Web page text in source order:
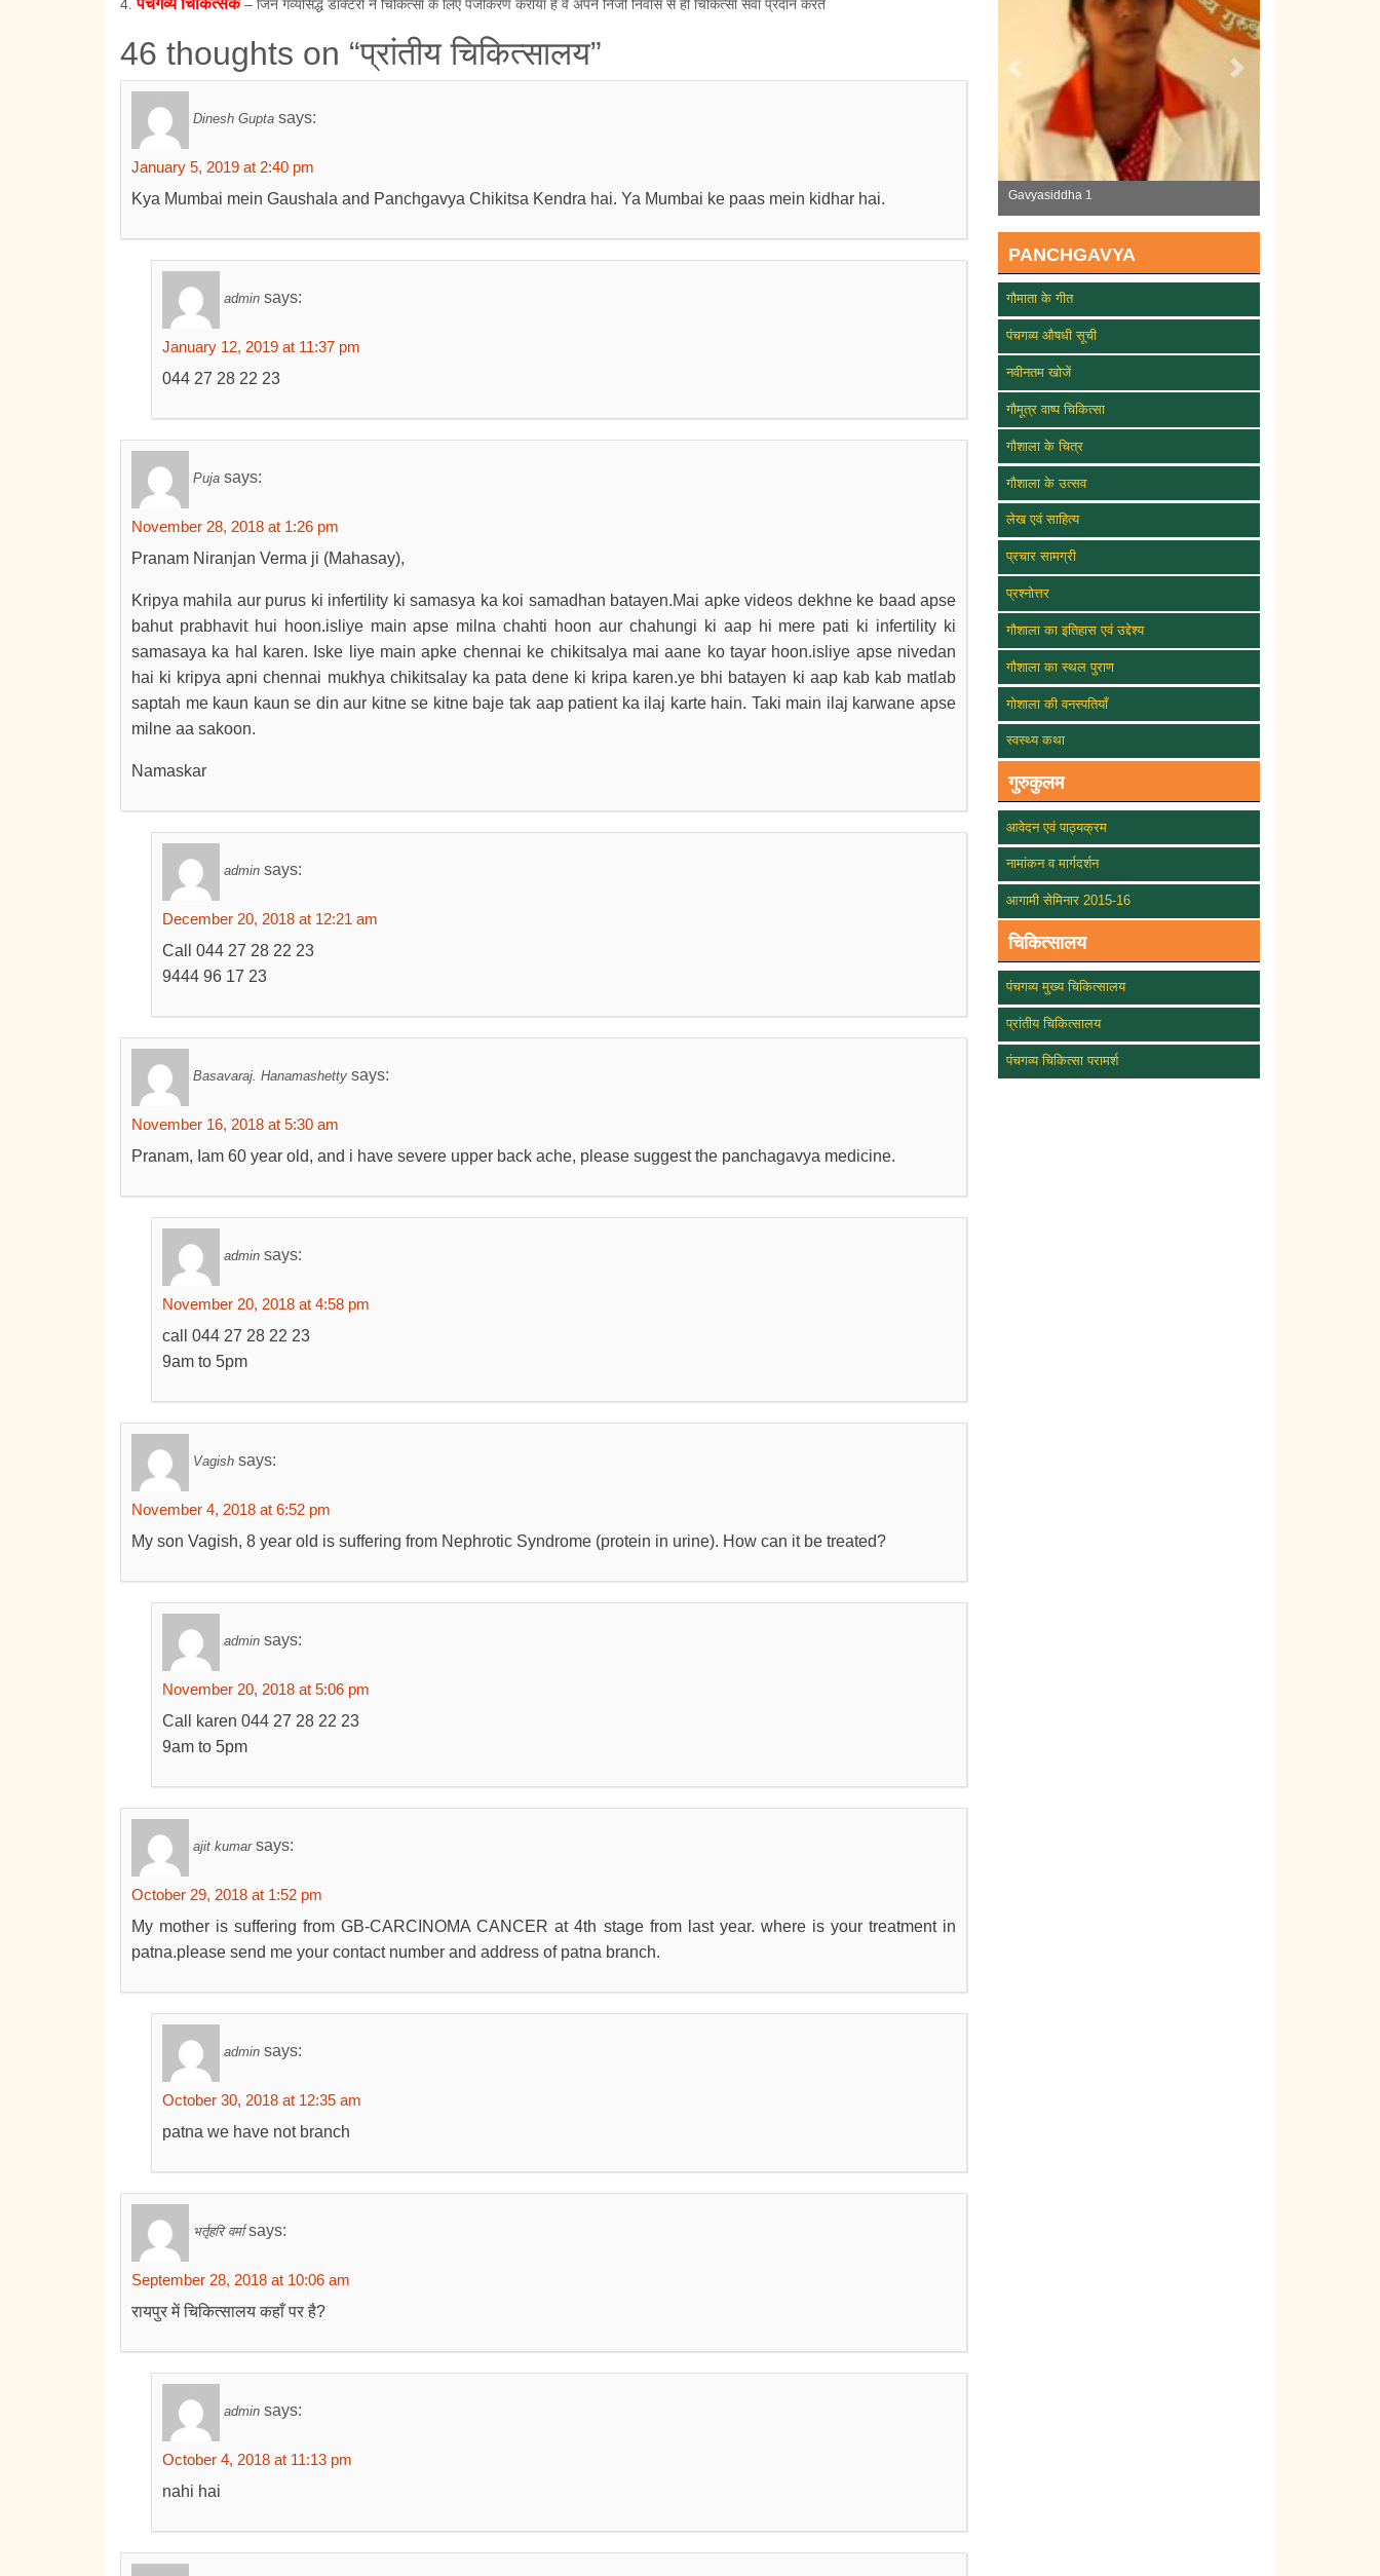
पंचगव्य चिकित्सक– जिन गव्यसिद्ध डॉक्टरों ने चिकित्सा के लिए पंजीकरण कराया है वे अपने निजी निवास से ही चिकित्सा सेवा प्रदान करते
46 thoughts on “प्रांतीय चिकित्सालय”
Dinesh Gupta says:
January 5, 2019 at 2:40 pm
Kya Mumbai mein Gaushala and Panchgavya Chikitsa Kendra hai. Ya Mumbai ke paas mein kidhar hai.
admin says:
January 12, 2019 at 11:37 pm
044 27 28 22 23
Puja says:
November 28, 2018 at 1:26 pm
Pranam Niranjan Verma ji (Mahasay),
Kripya mahila aur purus ki infertility ki samasya ka koi samadhan batayen.Mai apke videos dekhne ke baad apse
bahut prabhavit hui hoon.isliye main apse milna chahti hoon aur chahungi ki aap hi mere pati ki infertility ki
samasaya ka hal karen. Iske liye main apke chennai ke chikitsalya mai aane ko tayar hoon.isliye apse nivedan
hai ki kripya apni chennai mukhya chikitsalay ka pata dene ki kripa karen.ye bhi batayen ki aap kab kab matlab
saptah me kaun kaun se din aur kitne se kitne baje tak aap patient ka ilaj karte hain. Taki main ilaj karwane apse
milne aa sakoon.
Namaskar
admin says:
December 20, 2018 at 12:21 am
Call 044 27 28 22 23
9444 96 17 23
Basavaraj. Hanamashetty says:
November 16, 2018 at 5:30 am
Pranam, Iam 60 year old, and i have severe upper back ache, please suggest the panchagavya medicine.
admin says:
November 20, 2018 at 4:58 pm
call 044 27 28 22 23
9am to 5pm
Vagish says:
November 4, 2018 at 6:52 pm
My son Vagish, 8 year old is suffering from Nephrotic Syndrome (protein in urine). How can it be treated?
admin says:
November 20, 2018 at 5:06 pm
Call karen 044 27 28 22 23
9am to 5pm
ajit kumar says:
October 29, 2018 at 1:52 pm
My mother is suffering from GB-CARCINOMA CANCER at 4th stage from last year. where is your treatment in
patna.please send me your contact number and address of patna branch.
admin says:
October 30, 2018 at 12:35 am
patna we have not branch
भर्तृहरि वर्मा says:
September 28, 2018 at 10:06 am
रायपुर में चिकित्सालय कहाँ पर है?
admin says:
October 4, 2018 at 11:13 pm
nahi hai
Gavyasiddha 2
Previous
PANCHGAVYA
गौमाता के गीत
पंचगव्य औषधी सूची
नवीनतम खोजें
गौमूत्र वाष्प चिकित्सा
गौशाला के चित्र
गौशाला के उत्सव
लेख एवं साहित्य
प्रचार सामग्री
प्रश्नोत्तर
गौशाला का इतिहास एवं उद्देश्य
गौशाला का स्थल पुराण
गोशाला की वनस्पतियाँ
स्वस्थ्य कथा
गुरुकुलम
आवेदन एवं पाठ्यक्रम
नामांकन व मार्गदर्शन
आगामी सेमिनार 2015-16
चिकित्सालय
पंचगव्य मुख्य चिकित्सालय
प्रांतीय चिकित्सालय
पंचगव्य चिकित्सा परामर्श